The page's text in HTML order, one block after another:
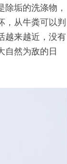
垢的洗涤物，
，从牛粪可以判
越来越近，没有
自然为敌的日